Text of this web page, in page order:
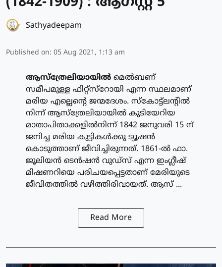
Sathyadeepam
Published on: 05 Aug 2021, 1:13 am
ആസ്‌ത്രേലിയായില്‍ മെല്‍ബണ്
സമീപമുള്ള ഫിറ്റ്‌സ്‌റോയി എന്ന സ്ഥലമാണ്
മരിയ എല്ലെന്റെ ജന്മദേശം. സ്‌കോട്ട്‌ലന്റില്‍
നിന്ന് ആസ്‌ത്രേലിയായില്‍ കുടിയേറിയ
മാതാപിതാക്കളില്‍നിന്ന് 1842 ജനുവരി 15 ന്
ജനിച്ച മരിയ കുട്ടികള്‍ക്കു ട്യൂഷന്‍
കൊടുത്താണ് ജീവിച്ചിരുന്നത്. 1861-ല്‍ ഫാ.
ജൂലിയന്‍ ടെന്‍ഷന്‍ വുഡ്‌സ് എന്ന ഇംഗ്ലീഷ്
മിഷണറിയെ പരിചയപ്പെട്ടതാണ് മേരിയുടെ
ജീവിതത്തില്‍ വഴിത്തിരിവായത്. ആസ് ...
Read More